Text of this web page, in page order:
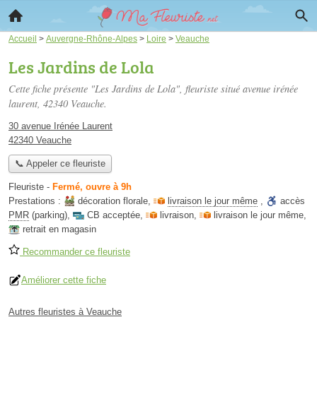
Accueil > Auvergne-Rhône-Alpes > Loire > Veauche
Les Jardins de Lola
Cette fiche présente "Les Jardins de Lola", fleuriste situé avenue irénée
laurent, 42340 Veauche.
30 avenue Irénée Laurent
42340 Veauche
📞 Appeler ce fleuriste
Fleuriste - Fermé, ouvre à 9h
Prestations :
décoration florale, livraison le jour même ,
accès
PMR (parking), CB acceptée, livraison, livraison le jour même,
retrait en magasin
Recommander ce fleuriste
Améliorer cette fiche
Autres fleuristes à Veauche